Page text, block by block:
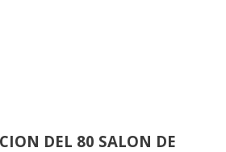
DEL 80 SALON DE